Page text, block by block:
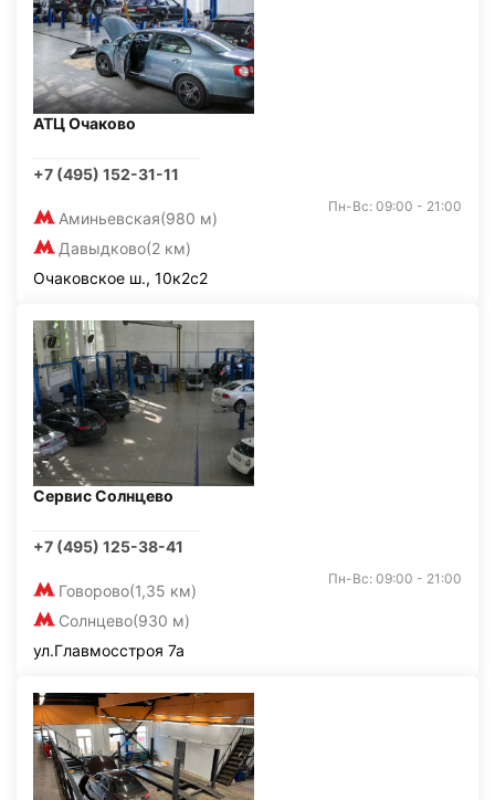
АТЦ Очаково
+7 (495) 152-31-11
Аминьевская(980 м)
Давыдково(2 км)
Пн-Вс: 09:00 - 21:00
Очаковское ш., 10к2с2
Сервис Солнцево
+7 (495) 125-38-41
Говорово(1,35 км)
Солнцево(930 м)
Пн-Вс: 09:00 - 21:00
ул.Главмосстроя 7а